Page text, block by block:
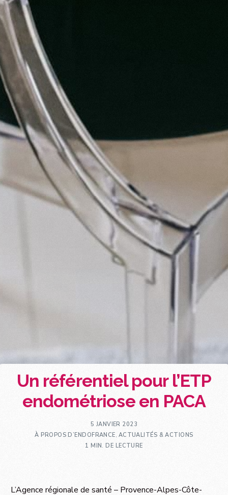
Un référentiel pour l’ETP
endométriose en PACA
5 JANVIER 2023
À PROPOS D’ENDOFRANCE, ACTUALITÉS & ACTIONS
1 MIN. DE LECTURE
L’Agence régionale de santé – Provence-Alpes-Côte-